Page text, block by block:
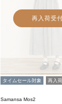
再入荷受
タイムセール対象 再入荷
Samansa Mos2